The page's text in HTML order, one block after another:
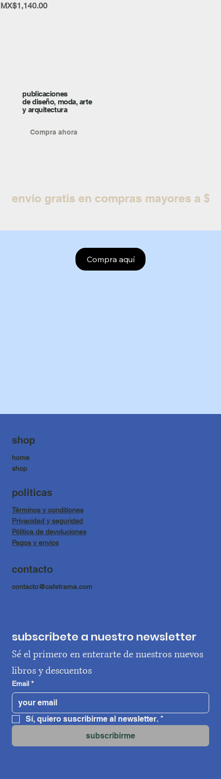
Price
MX$1,140.00
envio gratis en compras mayores a
publicaciones
de diseño, moda, arte
y arquitectura
Compra ahora
Compra aquí
shop
home
shop
politicas
Términos y conditiones
Privacidad y seguridad
Pólitica de devoluciones
Pagos y envios
contacto
contacto@cafetrama.com
subscribete a nuestro newsletter
Sé el primero en enterarte de nuestros nuevos
libros y descuentos
Email *
Sí, quiero suscribirme al newsletter. *
subscribirme